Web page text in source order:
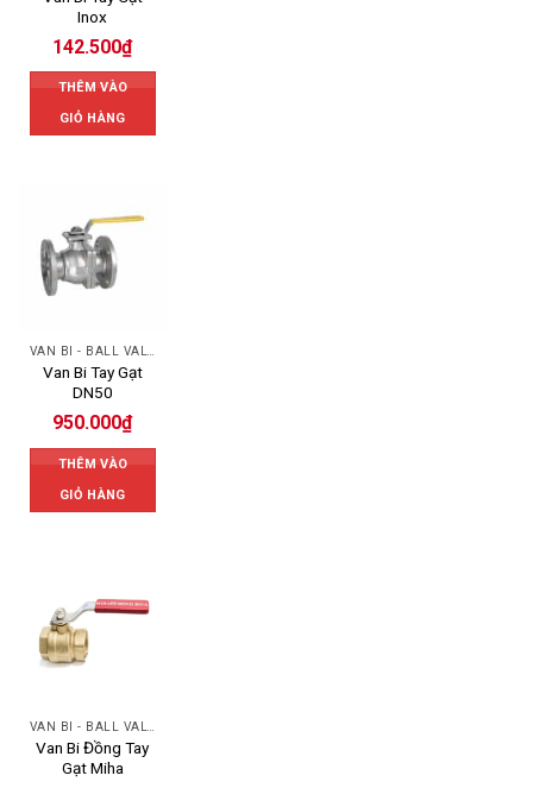
Inox
142.500₫
THÊM VÀO
GIỎ HÀNG
Van Bi Tay Gạt
DN50
950.000₫
THÊM VÀO
GIỎ HÀNG
Van Bi Đồng Tay
Gạt Miha